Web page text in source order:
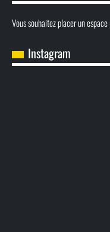
Vous souhaitez placer un
Instagram